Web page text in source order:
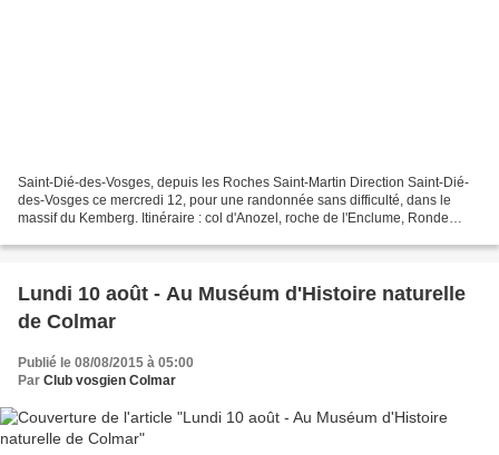
Saint-Dié-des-Vosges, depuis les Roches Saint-Martin Direction Saint-Dié-
des-Vosges ce mercredi 12, pour une randonnée sans difficulté, dans le
massif du Kemberg. Itinéraire : col d'Anozel, roche de l'Enclume, Ronde
Lundi 10 août - Au Muséum d'Histoire naturelle
de Colmar
Publié le 08/08/2015 à 05:00
Par Club vosgien Colmar